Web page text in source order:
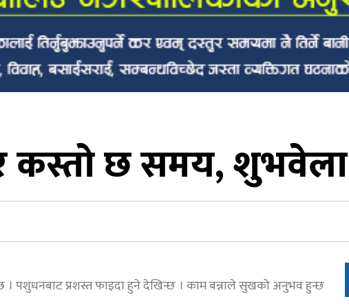
छ समय, शुभवेला
पशुधनबाट प्रशस्त फाइदा हुने देखिन्छ । काम बन्नाले सुखको अनुभव हुन्छ